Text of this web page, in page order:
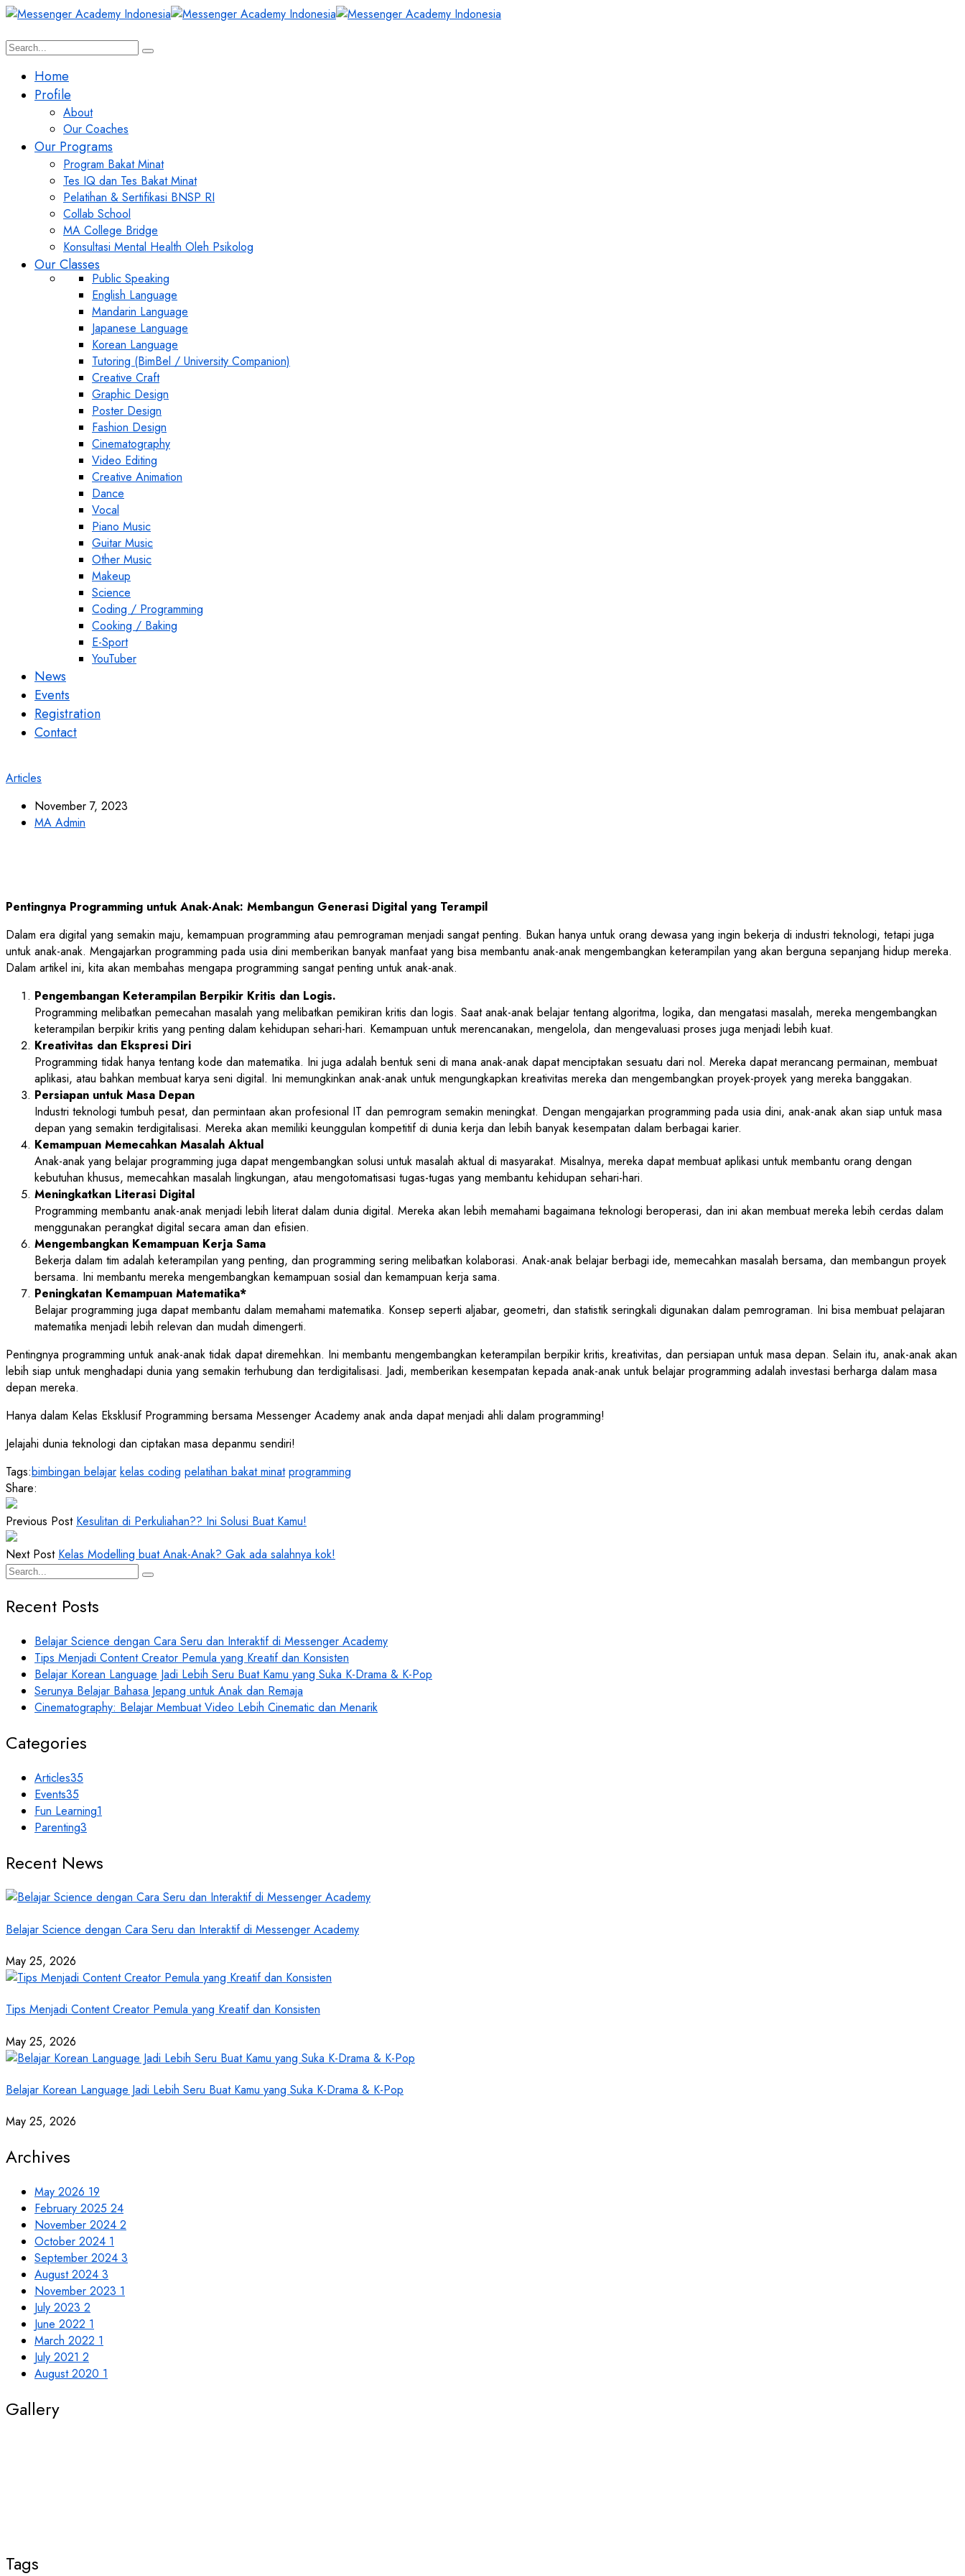
Home
Profile
About
Our Coaches
Our Programs
Program Bakat Minat
Tes IQ dan Tes Bakat Minat
Pelatihan & Sertifikasi BNSP RI
Collab School
MA College Bridge
Konsultasi Mental Health Oleh Psikolog
Our Classes
Public Speaking
English Language
Mandarin Language
Japanese Language
Korean Language
Tutoring (BimBel / University Companion)
Creative Craft
Graphic Design
Poster Design
Fashion Design
Cinematography
Video Editing
Creative Animation
Dance
Vocal
Piano Music
Guitar Music
Other Music
Makeup
Science
Coding / Programming
Cooking / Baking
E-Sport
YouTuber
News
Events
Registration
Contact
Articles
November 7, 2023
MA Admin
Pentingnya Programming untuk Anak-Anak: Membangun Generasi Digital yang Terampil
Dalam era digital yang semakin maju, kemampuan programming atau pemrograman menjadi sangat penting. Bukan hanya untuk orang dewasa yang ingin bekerja di industri teknologi, tetapi juga
untuk anak-anak. Mengajarkan programming pada usia dini memberikan banyak manfaat yang bisa membantu anak-anak mengembangkan keterampilan yang akan berguna sepanjang hidup mereka.
Dalam artikel ini, kita akan membahas mengapa programming sangat penting untuk anak-anak.
Pengembangan Keterampilan Berpikir Kritis dan Logis.
Programming melibatkan pemecahan masalah yang melibatkan pemikiran kritis dan logis. Saat anak-anak belajar tentang algoritma, logika, dan mengatasi masalah, mereka mengembangkan
keterampilan berpikir kritis yang penting dalam kehidupan sehari-hari. Kemampuan untuk merencanakan, mengelola, dan mengevaluasi proses juga menjadi lebih kuat.
Kreativitas dan Ekspresi Diri
Programming tidak hanya tentang kode dan matematika. Ini juga adalah bentuk seni di mana anak-anak dapat menciptakan sesuatu dari nol. Mereka dapat merancang permainan, membuat
aplikasi, atau bahkan membuat karya seni digital. Ini memungkinkan anak-anak untuk mengungkapkan kreativitas mereka dan mengembangkan proyek-proyek yang mereka banggakan.
Persiapan untuk Masa Depan
Industri teknologi tumbuh pesat, dan permintaan akan profesional IT dan pemrogram semakin meningkat. Dengan mengajarkan programming pada usia dini, anak-anak akan siap untuk masa
depan yang semakin terdigitalisasi. Mereka akan memiliki keunggulan kompetitif di dunia kerja dan lebih banyak kesempatan dalam berbagai karier.
Kemampuan Memecahkan Masalah Aktual
Anak-anak yang belajar programming juga dapat mengembangkan solusi untuk masalah aktual di masyarakat. Misalnya, mereka dapat membuat aplikasi untuk membantu orang dengan
kebutuhan khusus, memecahkan masalah lingkungan, atau mengotomatisasi tugas-tugas yang membantu kehidupan sehari-hari.
Meningkatkan Literasi Digital
Programming membantu anak-anak menjadi lebih literat dalam dunia digital. Mereka akan lebih memahami bagaimana teknologi beroperasi, dan ini akan membuat mereka lebih cerdas dalam
menggunakan perangkat digital secara aman dan efisien.
Mengembangkan Kemampuan Kerja Sama
Bekerja dalam tim adalah keterampilan yang penting, dan programming sering melibatkan kolaborasi. Anak-anak belajar berbagi ide, memecahkan masalah bersama, dan membangun proyek
bersama. Ini membantu mereka mengembangkan kemampuan sosial dan kemampuan kerja sama.
Peningkatan Kemampuan Matematika*
Belajar programming juga dapat membantu dalam memahami matematika. Konsep seperti aljabar, geometri, dan statistik seringkali digunakan dalam pemrograman. Ini bisa membuat pelajaran
matematika menjadi lebih relevan dan mudah dimengerti.
Pentingnya programming untuk anak-anak tidak dapat diremehkan. Ini membantu mengembangkan keterampilan berpikir kritis, kreativitas, dan persiapan untuk masa depan. Selain itu, anak-anak akan
lebih siap untuk menghadapi dunia yang semakin terhubung dan terdigitalisasi. Jadi, memberikan kesempatan kepada anak-anak untuk belajar programming adalah investasi berharga dalam masa
depan mereka.
Hanya dalam Kelas Eksklusif Programming bersama Messenger Academy anak anda dapat menjadi ahli dalam programming!
Jelajahi dunia teknologi dan ciptakan masa depanmu sendiri!
Tags:bimbingan belajar kelas coding pelatihan bakat minat programming
Share:
Previous Post Kesulitan di Perkuliahan?? Ini Solusi Buat Kamu!
Next Post Kelas Modelling buat Anak-Anak? Gak ada salahnya kok!
Recent Posts
Belajar Science dengan Cara Seru dan Interaktif di Messenger Academy
Tips Menjadi Content Creator Pemula yang Kreatif dan Konsisten
Belajar Korean Language Jadi Lebih Seru Buat Kamu yang Suka K-Drama & K-Pop
Serunya Belajar Bahasa Jepang untuk Anak dan Remaja
Cinematography: Belajar Membuat Video Lebih Cinematic dan Menarik
Categories
Articles35
Events35
Fun Learning1
Parenting3
Recent News
Belajar Science dengan Cara Seru dan Interaktif di Messenger Academy
May 25, 2026
Tips Menjadi Content Creator Pemula yang Kreatif dan Konsisten
May 25, 2026
Belajar Korean Language Jadi Lebih Seru Buat Kamu yang Suka K-Drama & K-Pop
May 25, 2026
Archives
May 2026 19
February 2025 24
November 2024 2
October 2024 1
September 2024 3
August 2024 3
November 2023 1
July 2023 2
June 2022 1
March 2022 1
July 2021 2
August 2020 1
Gallery
Tags